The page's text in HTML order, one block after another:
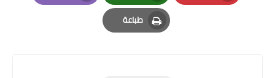
Pinterest
Whatsapp
Email
طباعة
Print